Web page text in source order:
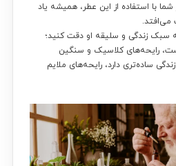
با استفاده از این عطر، همیشه یاد
می‌افتد.
سبک زندگی و سلیقه او دقت کنید؛
رایحه‌های کلاسیک و سنگین
ساده‌تری دارد، رایحه‌های ملایم